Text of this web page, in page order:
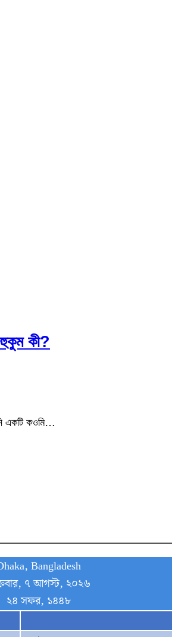
হুকুম কী?
একটি কওমি…
Bangladesh
৭ আগস্ট, ২০২৬
২৪ সফর, ১৪৪৮